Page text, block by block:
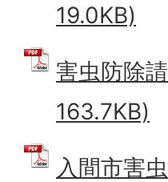
19.0KB)
害虫防除
163.7KB)
入間市害